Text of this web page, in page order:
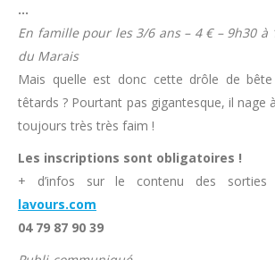
…
En famille pour les 3/6 ans – 4 € – 9h30 à
du Marais
Mais quelle est donc cette drôle de
têtards ? Pourtant pas gigantesque, il nage
toujours très très faim !
Les inscriptions sont obligatoires !
+ d’infos sur le contenu des
lavours.com
04 79 87 90 39